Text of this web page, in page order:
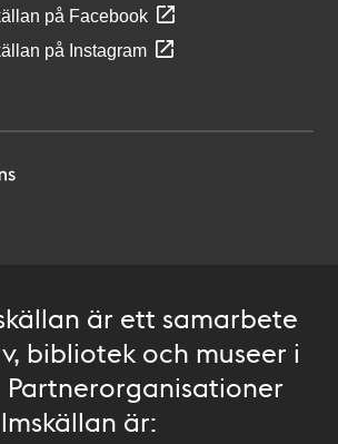
på Facebook
på Instagram
är ett samarbete
bibliotek och museer i
Partnerorganisationer
är: